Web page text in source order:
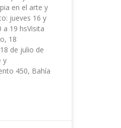
en el arte y
jueves 16 y
a 19 hsVisita
18
de julio de
y
450, Bahía